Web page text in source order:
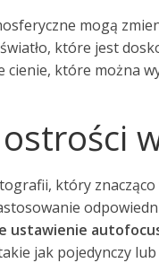
mogą
które jest
cienie, które można
który
ustawienie
jak pojedynczy